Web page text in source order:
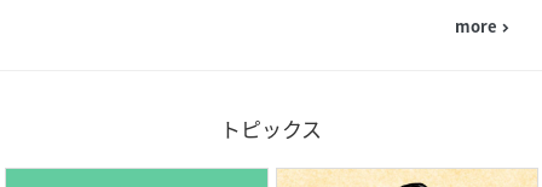
more navigate_next
トピックス